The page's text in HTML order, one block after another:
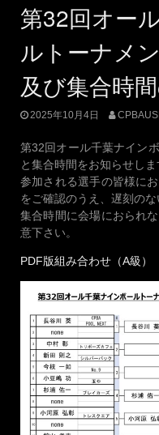
第32回オー
ルトーナメ
及び集合時
2025年10月4日
第32回オール千葉ナイン
と集合時間をお知らせしま
参加される選手の皆様に
をご確認のうえ、遅刻のな
集合時間に会場におられ
意下さい。
PDF版組み合わせ（A級）